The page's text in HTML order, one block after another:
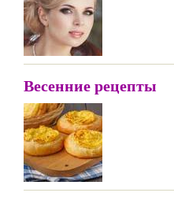
Весенние рецепты